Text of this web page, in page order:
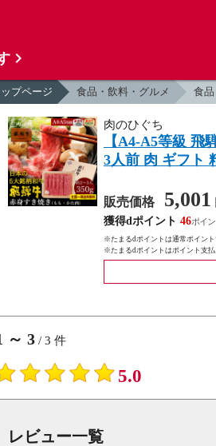
ップページ 食品・飲料・グルメ 食品
肉のひぐち
【A4-A5等級 飛
3人前 肉 ギフト
販売価格 5,001
獲得dポイント 46
※たまるdポイントは通常ポイント
※たまるdポイントはポイント支払
～ 3 / 3 件
5.0
レビュー一覧